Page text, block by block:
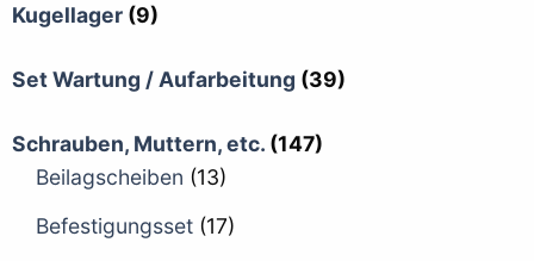
Kugellager (9)
Set Wartung / Aufarbeitung (39)
Schrauben, Muttern, etc. (147)
Beilagscheiben (13)
Befestigungsset (17)